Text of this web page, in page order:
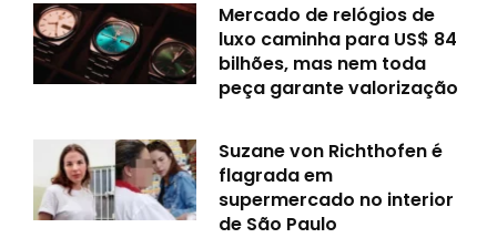
Mercado de relógios de
luxo caminha para US$ 84
bilhões, mas nem toda
peça garante valorização
Suzane von Richthofen é
flagrada em
supermercado no interior
de São Paulo